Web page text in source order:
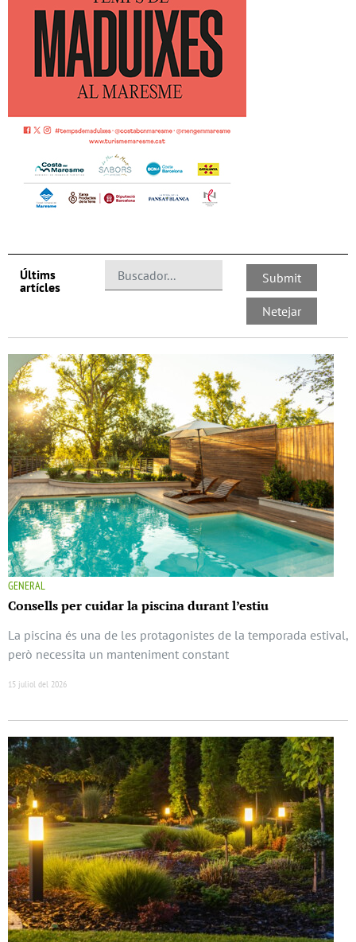
Últims
artícles
GENERAL
Consells per cuidar la piscina durant l’estiu
La piscina és una de les protagonistes de la temporada estival,
però necessita un manteniment constant
15 juliol del 2026